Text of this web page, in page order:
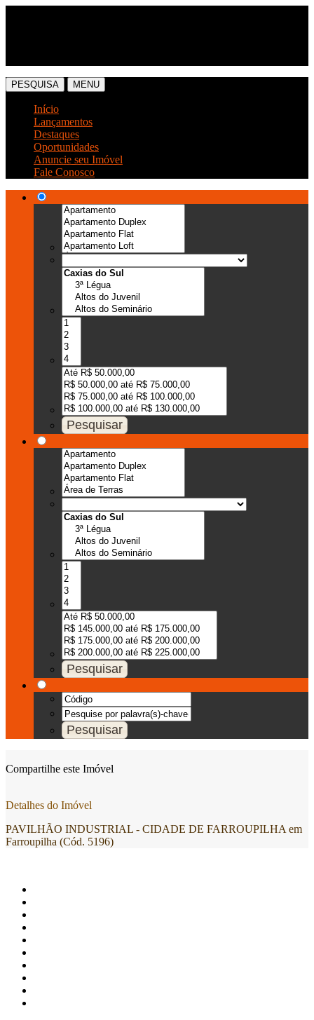
PESQUISA MENU
Início
Lançamentos
Destaques
Oportunidades
Anuncie seu Imóvel
Fale Conosco
Compartilhe este Imóvel
Detalhes do Imóvel
PAVILHÃO INDUSTRIAL - CIDADE DE FARROUPILHA em
Farroupilha (Cód. 5196)